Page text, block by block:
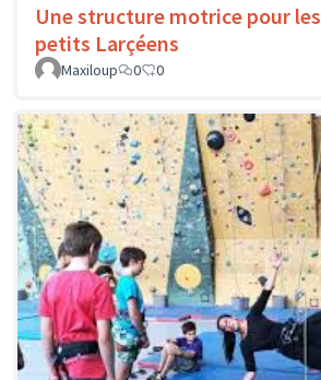
Une structure motrice pour les
petits Larçéens
Maxiloup
0 0